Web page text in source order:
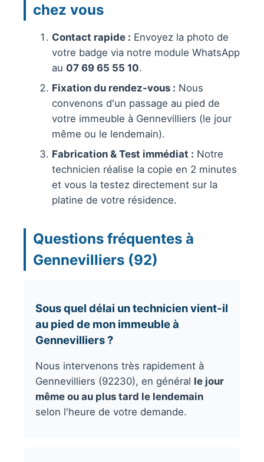
chez vous
Contact rapide : Envoyez la photo de
votre badge via notre module WhatsApp
au 07 69 65 55 10.
Fixation du rendez-vous : Nous
convenons d'un passage au pied de
votre immeuble à Gennevilliers (le jour
même ou le lendemain).
Fabrication & Test immédiat : Notre
technicien réalise la copie en 2 minutes
et vous la testez directement sur la
platine de votre résidence.
Questions fréquentes à
Gennevilliers (92)
Sous quel délai un technicien vient-il
au pied de mon immeuble à
Gennevilliers ?
Nous intervenons très rapidement à
Gennevilliers (92230), en général le jour
même ou au plus tard le lendemain
selon l'heure de votre demande.